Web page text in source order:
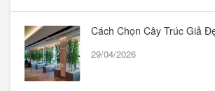
Cách Chọn Cây Trúc Giả
29/04/2026